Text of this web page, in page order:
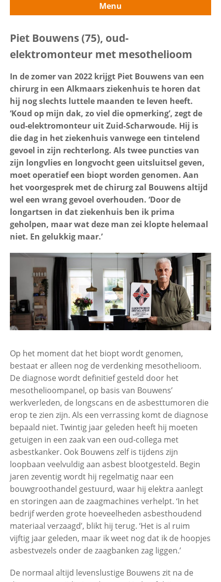
Contactgegevens
Menu
Slachtoffers in beeld
Jacoba Geerts (77), oud-kleuterleidster
met mesothelioom
Gerrit Kamp (69), oud-
onderhoudsmonteur met
mesothelioom
Freek Mombarg (70), oud-timmerman
met mesothelioom
Joop van der Schild (80), oud-
tegelzetter met asbestose
servicemonteur met mesothelioom
Piet Bouwens (75), oud-elektromonteur
met mesothelioom
Lex Buijs (88), oud-timmerman met
Wim Timmermans (71), oud-
havenwerker met mesothelioom
Harry Wolters, oud-hulpmonteur met
asbestose
Fred van Leeuwen, oud timmerman
met mesothelioom
Piet Bouwens (75), oud-
elektromonteur met mesothelioom
In de zomer van 2022 krijgt Piet Bouwens van een
chirurg in een Alkmaars ziekenhuis te horen dat
hij nog slechts luttele maanden te leven heeft.
‘Koud op mijn dak, zo viel die opmerking’, zegt de
oud-elektromonteur uit Zuid-Scharwoude. Hij is
die dag in het ziekenhuis vanwege een tintelend
gevoel in zijn rechterlong. Als twee puncties van
zijn longvlies en longvocht geen uitsluitsel geven,
moet operatief een biopt worden genomen. Aan
het voorgesprek met de chirurg zal Bouwens altijd
wel een wrang gevoel overhouden. ‘Door de
longartsen in dat ziekenhuis ben ik prima
geholpen, maar wat deze man zei klopte helemaal
niet. En gelukkig maar.’
Op het moment dat het biopt wordt genomen,
bestaat er alleen nog de verdenking mesothelioom.
De diagnose wordt definitief gesteld door het
mesothelioompanel, op basis van Bouwens’
werkverleden, de longscans en de asbesttumoren die
erop te zien zijn. Als een verrassing komt de diagnose
bepaald niet. Twintig jaar geleden heeft hij moeten
getuigen in een zaak van een oud-collega met
asbestkanker. Ook Bouwens zelf is tijdens zijn
loopbaan veelvuldig aan asbest blootgesteld. Begin
jaren zeventig wordt hij regelmatig naar een
bouwgroothandel gestuurd, waar hij elektra aanlegt
en storingen aan de zaagmachines verhelpt. ‘In het
bedrijf werden grote hoeveelheden asbesthoudend
materiaal verzaagd’, blikt hij terug. ‘Het is al ruim
vijftig jaar geleden, maar ik weet nog dat ik de hoopjes
asbestvezels onder de zaagbanken zag liggen.’
De normaal altijd levenslustige Bouwens zit na de